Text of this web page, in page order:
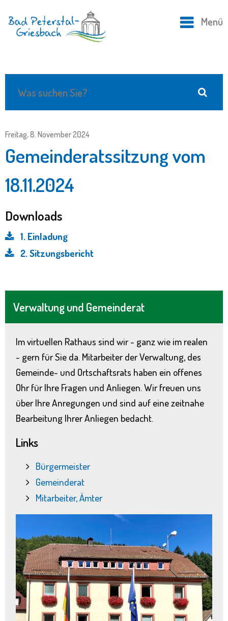
Menü
Verwaltung und Gemeinderat
Im virtuellen Rathaus sind wir - ganz wie im realen
- gern für Sie da. Mitarbeiter der Verwaltung, des
Gemeinde- und Ortschaftsrats haben ein offenes
Ohr für Ihre Fragen und Anliegen. Wir freuen uns
über Ihre Anregungen und sind auf eine zeitnahe
Bearbeitung Ihrer Anliegen bedacht.
Links
Bürgermeister
Gemeinderat
Mitarbeiter, Ämter
Freitag, 8. November 2024
Gemeinderatssitzung vom
18.11.2024
Downloads
1. Einladung
2. Sitzungsbericht